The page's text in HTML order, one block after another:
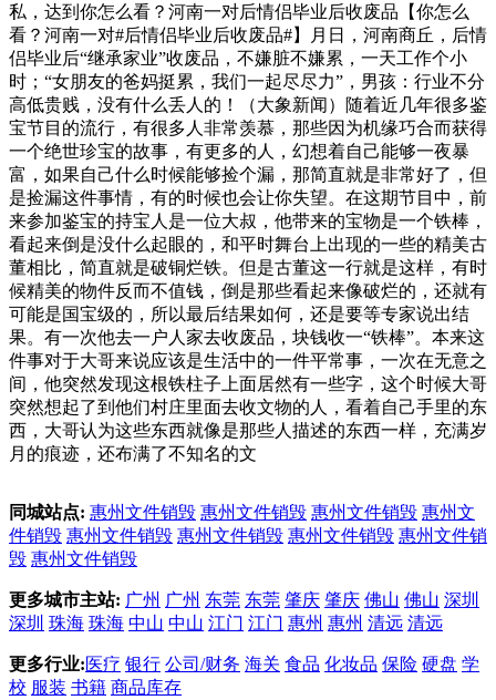
私，达到你怎么看？河南一对后情侣毕业后收废品【你怎么
看？河南一对#后情侣毕业后收废品#】月日，河南商丘，后情
侣毕业后“继承家业”收废品，不嫌脏不嫌累，一天工作个小
时；“女朋友的爸妈挺累，我们一起尽尽力”，男孩：行业不分
高低贵贱，没有什么丢人的！（大象新闻）随着近几年很多鉴
宝节目的流行，有很多人非常羡慕，那些因为机缘巧合而获得
一个绝世珍宝的故事，有更多的人，幻想着自己能够一夜暴
富，如果自己什么时候能够捡个漏，那简直就是非常好了，但
是捡漏这件事情，有的时候也会让你失望。在这期节目中，前
来参加鉴宝的持宝人是一位大叔，他带来的宝物是一个铁棒，
看起来倒是没什么起眼的，和平时舞台上出现的一些的精美古
董相比，简直就是破铜烂铁。但是古董这一行就是这样，有时
候精美的物件反而不值钱，倒是那些看起来像破烂的，还就有
可能是国宝级的，所以最后结果如何，还是要等专家说出结
果。有一次他去一户人家去收废品，块钱收一“铁棒”。本来这
件事对于大哥来说应该是生活中的一件平常事，一次在无意之
间，他突然发现这根铁柱子上面居然有一些字，这个时候大哥
突然想起了到他们村庄里面去收文物的人，看着自己手里的东
西，大哥认为这些东西就像是那些人描述的东西一样，充满岁
月的痕迹，还布满了不知名的文
同城站点: 惠州文件销毁 惠州文件销毁 惠州文件销毁 惠州文
件销毁 惠州文件销毁 惠州文件销毁 惠州文件销毁 惠州文件销
毁 惠州文件销毁
更多城市主站: 广州 广州 东莞 东莞 肇庆 肇庆 佛山 佛山 深圳
深圳 珠海 珠海 中山 中山 江门 江门 惠州 惠州 清远 清远
更多行业: 医疗 银行 公司/财务 海关 食品 化妆品 保险 硬盘 学
校 服装 书籍 商品库存